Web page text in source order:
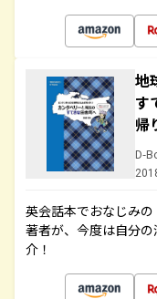
地
す
帰
D-
英会話本でおなじみ
著者が、今度は自分
介！